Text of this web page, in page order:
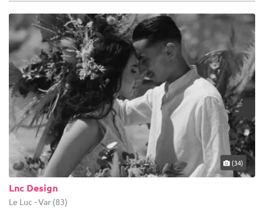
(34)
Lnc Design
Le Luc - Var (83)